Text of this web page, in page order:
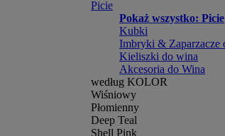
Picie
Pokaż wszystko: Picie
Kubki
Imbryki & Zaparzacze
Kieliszki do wina
Akcesoria do Wina
według KOLOR
Wiśniowy
Płomienny
Deep Teal
Shell Pink